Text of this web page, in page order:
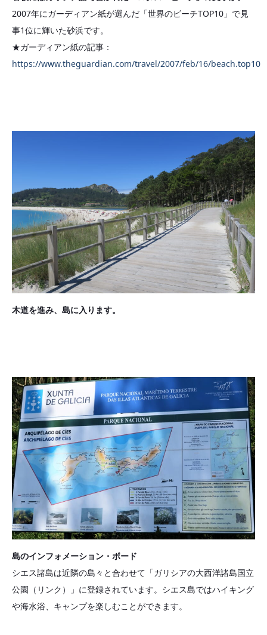
2007年にガーディアン紙が選んだ「世界のビーチTOP10」で見
事1位に輝いた砂浜です。
★ガーディアン紙の記事：
https://www.theguardian.com/travel/2007/feb/16/beach.top10
木道を進み、島に入ります。
島のインフォメーション・ボード
シエス諸島は近隣の島々と合わせて「ガリシアの大西洋諸島国立
公園（リンク）」に登録されています。シエス島ではハイキング
や海水浴、キャンプを楽しむことができます。